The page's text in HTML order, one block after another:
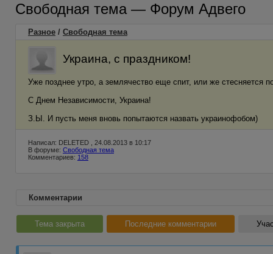
Свободная тема — Форум Адвего
Разное / Свободная тема
Украина, с праздником!
Уже позднее утро, а землячество еще спит, или же стесняется
С Днем Независимости, Украина!
З.Ы. И пусть меня вновь попытаются назвать украинофобом)
Написал: DELETED , 24.08.2013 в 10:17
В форуме: Свободная тема
Комментариев: 158
Комментарии
Тема закрыта Последние комментарии